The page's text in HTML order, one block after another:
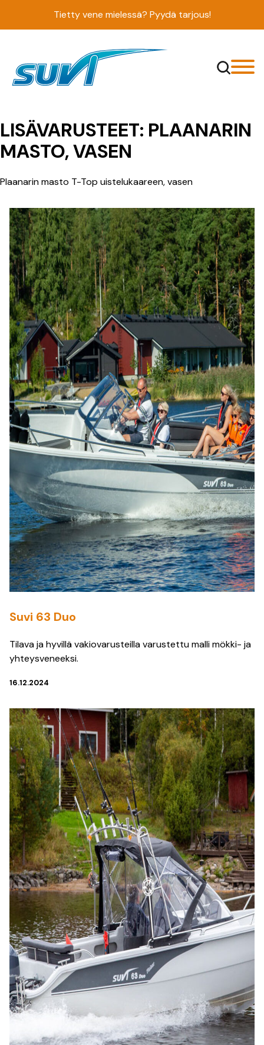
Tietty vene mielessä? Pyydä tarjous!
LISÄVARUSTEET: PLAANARIN
MASTO, VASEN
Plaanarin masto T-Top uistelukaareen, vasen
Suvi 63 Duo
Tilava ja hyvillä vakiovarusteilla varustettu malli mökki- ja
yhteysveneeksi.
16.12.2024